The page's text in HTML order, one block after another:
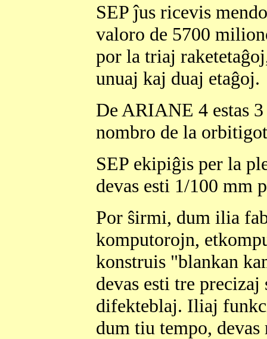
SEP ĵus ricevis
valoro de 5700
por la triaj
unuaj kaj duaj etaĝoj.
De ARIANE 4 estas
nombro de la
SEP ekipiĝis per la
devas esti 1/100 mm
Por ŝirmi, dum ilia
komputorojn,
konstruis "blankan
devas esti tre
difekteblaj. Iliaj
dum tiu tempo,